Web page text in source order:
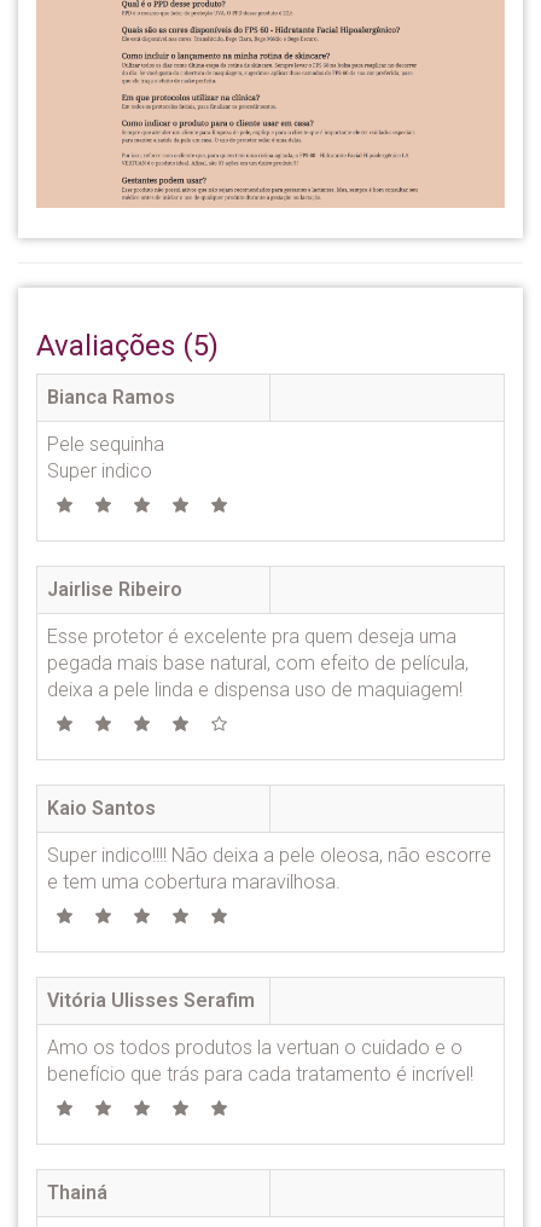
Avaliações (5)
Bianca Ramos
Pele sequinha
Super indico
Jairlise Ribeiro
Esse protetor é excelente pra quem deseja uma
pegada mais base natural, com efeito de película,
deixa a pele linda e dispensa uso de maquiagem!
Kaio Santos
Super indico!!!! Não deixa a pele oleosa, não escorre
e tem uma cobertura maravilhosa.
Vitória Ulisses Serafim
Amo os todos produtos la vertuan o cuidado e o
benefício que trás para cada tratamento é incrível!
Thainá